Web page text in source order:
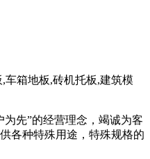
先”的经营理念，竭诚为客
各种特殊用途，特殊规格的